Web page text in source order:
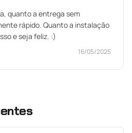
quanto a entrega sem
rápido. Quanto a instalação
e seja feliz. :)
16/05/2025